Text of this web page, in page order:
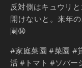
反対側はキュウリ
開けないと。来年
園😩
#家庭菜園 #菜園 #
活 #トマト #ソバー